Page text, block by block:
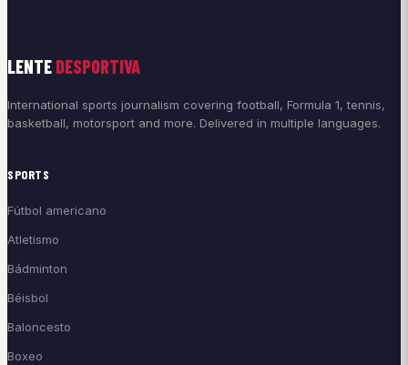
LENTE DESPORTIVA
International sports journalism covering football, Formula 1, tennis,
basketball, motorsport and more. Delivered in multiple languages.
SPORTS
Fútbol americano
Atletismo
Bádminton
Béisbol
Baloncesto
Boxeo